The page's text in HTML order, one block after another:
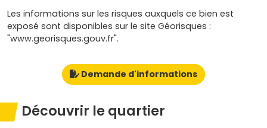
Les informations sur les risques auxquels ce bien est
exposé sont disponibles sur le site Géorisques :
"www.georisques.gouv.fr".
Demande d'informations
Découvrir le quartier